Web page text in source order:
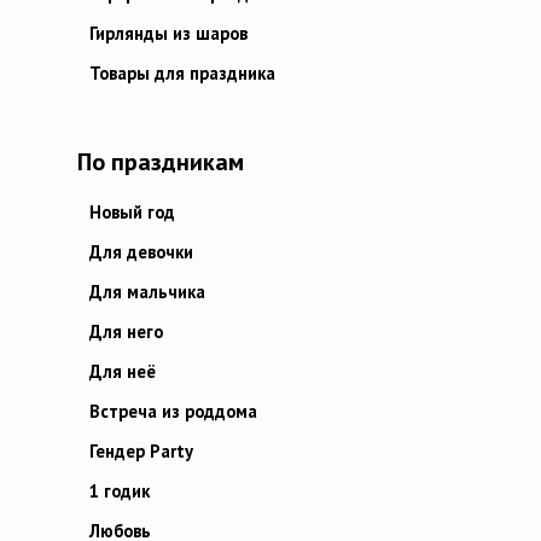
Гирлянды из шаров
Товары для праздника
По праздникам
Новый год
Для девочки
Для мальчика
Для него
Для неё
Встреча из роддома
Гендер Party
1 годик
Любовь